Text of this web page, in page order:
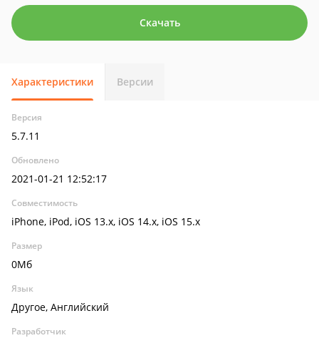
Скачать
Характеристики Версии
Версия
5.7.11
Обновлено
2021-01-21 12:52:17
Совместимость
iPhone, iPod, iOS 13.x, iOS 14.x, iOS 15.x
Размер
0Мб
Язык
Другое, Английский
Разработчик